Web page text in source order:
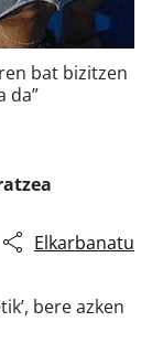
bat bizitzen
da”
Elkarbanatu
bere azken